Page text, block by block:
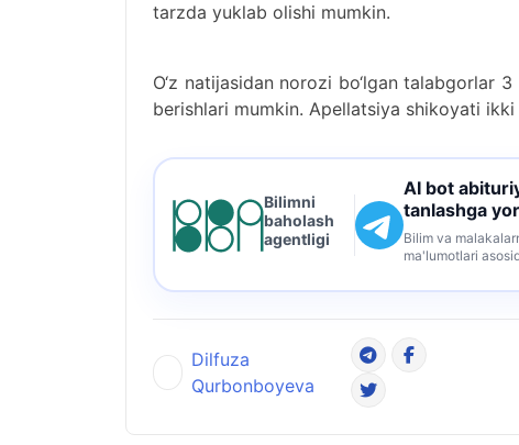
tarzda yuklab olishi mumkin.
O‘z natijasidan norozi bo‘lgan talabgorlar
berishlari mumkin. Apellatsiya shikoyati
Bilimni
baholash
agentligi
AI bot
tanlashga
Bilim va
ma'lumotlari
Dilfuza
Qurbonboyeva